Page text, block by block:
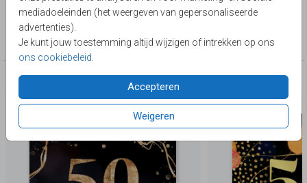
mediadoeleinden (het weergeven van gepersonaliseerde
advertenties).
Je kunt jouw toestemming altijd wijzigen of intrekken op ons
ons cookiebeleid
Accepteren
Weigeren
Lievez
Collectie
50 jaar getrouwd
Deze producten zijn wellicht ook iets voor je